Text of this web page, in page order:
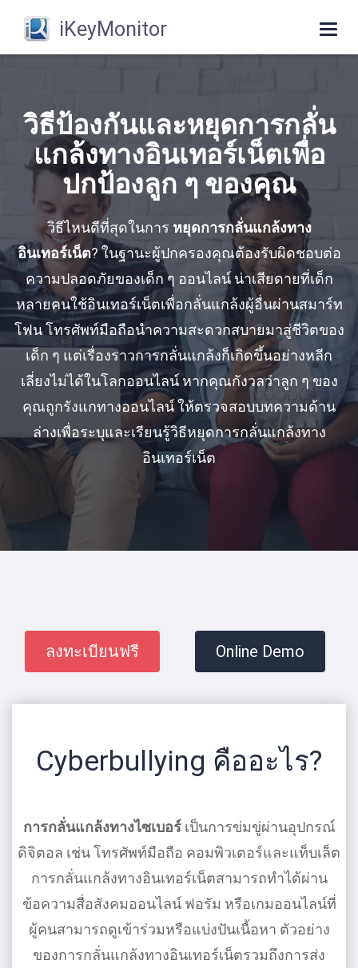
iKeyMonitor
วิธีป้องกันและหยุดการกลั่น
แกล้งทางอินเทอร์เน็ตเพื่อ
ปกป้องลูก ๆ ของคุณ
วิธีไหนดีที่สุดในการ หยุดการกลั่นแกล้งทาง
อินเทอร์เน็ต? ในฐานะผู้ปกครองคุณต้องรับผิดชอบต่อ
ความปลอดภัยของเด็ก ๆ ออนไลน์ น่าเสียดายที่เด็ก
หลายคนใช้อินเทอร์เน็ตเพื่อกลั่นแกล้งผู้อื่นผ่านสมาร์ท
โฟน โทรศัพท์มือถือนําความสะดวกสบายมาสู่ชีวิตของ
เด็ก ๆ แต่เรื่องราวการกลั่นแกล้งก็เกิดขึ้นอย่างหลีก
เลี่ยงไม่ได้ในโลกออนไลน์ หากคุณกังวลว่าลูก ๆ ของ
คุณถูกรังแกทางออนไลน์ ให้ตรวจสอบบทความด้าน
ล่างเพื่อระบุและเรียนรู้วิธีหยุดการกลั่นแกล้งทาง
อินเทอร์เน็ต
ลงทะเบียนฟรี Online Demo
Cyberbullying คืออะไร?
การกลั่นแกล้งทางไซเบอร์เป็นการข่มขู่ผ่านอุปกรณ์
ดิจิตอล เช่น โทรศัพท์มือถือ คอมพิวเตอร์และแท็บเล็ต
การกลั่นแกล้งทางอินเทอร์เน็ตสามารถทําได้ผ่าน
ข้อความสื่อสังคมออนไลน์ ฟอรัม หรือเกมออนไลน์ที่
ผู้คนสามารถดูเข้าร่วมหรือแบ่งปันเนื้อหา ตัวอย่าง
ของการกลั่นแกล้งทางอินเทอร์เน็ตรวมถึงการส่ง